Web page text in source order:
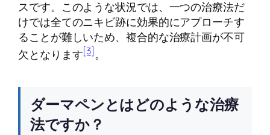
スです。このような状況では、一つの治療法だ
けでは全てのニキビ跡に効果的にアプローチす
ることが難しいため、複合的な治療計画が不可
欠となります[3]。
ダーマペンとはどのような治療
法ですか？